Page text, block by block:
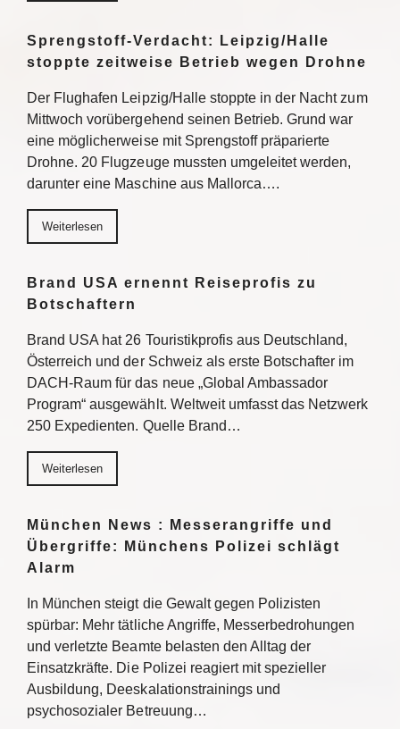
Sprengstoff-Verdacht: Leipzig/Halle
stoppte zeitweise Betrieb wegen Drohne
Der Flughafen Leipzig/Halle stoppte in der Nacht zum
Mittwoch vorübergehend seinen Betrieb. Grund war
eine möglicherweise mit Sprengstoff präparierte
Drohne. 20 Flugzeuge mussten umgeleitet werden,
darunter eine Maschine aus Mallorca….
Weiterlesen
Brand USA ernennt Reiseprofis zu
Botschaftern
Brand USA hat 26 Touristikprofis aus Deutschland,
Österreich und der Schweiz als erste Botschafter im
DACH-Raum für das neue „Global Ambassador
Program“ ausgewählt. Weltweit umfasst das Netzwerk
250 Expedienten. Quelle Brand…
Weiterlesen
München News : Messerangriffe und
Übergriffe: Münchens Polizei schlägt
Alarm
In München steigt die Gewalt gegen Polizisten
spürbar: Mehr tätliche Angriffe, Messerbedrohungen
und verletzte Beamte belasten den Alltag der
Einsatzkräfte. Die Polizei reagiert mit spezieller
Ausbildung, Deeskalationstrainings und
psychosozialer Betreuung…